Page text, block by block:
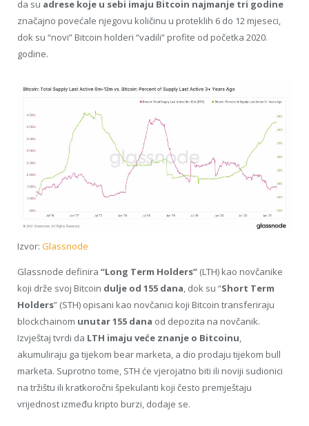
da su adrese koje u sebi imaju Bitcoin najmanje tri godine
značajno povećale njegovu količinu u proteklih 6 do 12 mjeseci,
dok su “novi” Bitcoin holderi “vadili” profite od početka 2020.
godine.
Izvor: Glassnode
Glassnode definira “Long Term Holders” (LTH) kao novčanike
koji drže svoj Bitcoin dulje od 155 dana, dok su “Short Term
Holders” (STH) opisani kao novčanici koji Bitcoin transferiraju
blockchainom unutar 155 dana od depozita na novčanik.
Izvještaj tvrdi da LTH imaju veće znanje o Bitcoinu,
akumuliraju ga tijekom bear marketa, a dio prodaju tijekom bull
marketa. Suprotno tome, STH će vjerojatno biti ili noviji sudionici
na tržištu ili kratkoročni špekulanti koji često premještaju
vrijednost između kripto burzi, dodaje se.